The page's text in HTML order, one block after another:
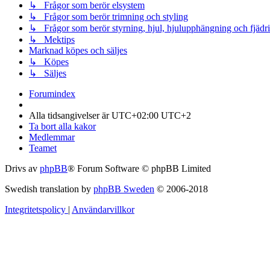
↳ Frågor som berör elsystem
↳ Frågor som berör trimning och styling
↳ Frågor som berör styrning, hjul, hjulupphängning och
↳ Mektips
Marknad köpes och säljes
↳ Köpes
↳ Säljes
Forumindex
Alla tidsangivelser är UTC+02:00 UTC+2
Ta bort alla kakor
Medlemmar
Teamet
Drivs av phpBB® Forum Software © phpBB Limited
Swedish translation by phpBB Sweden © 2006-2018
Integritetspolicy | Användarvillkor